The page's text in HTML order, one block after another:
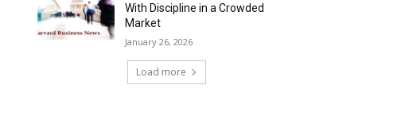
With Discipline in a Crowded
Market
January 26, 2026
Load more